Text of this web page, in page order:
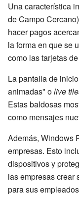
Una característica
de Campo
hacer pagos
la forma en que se
como las tarjetas
La pantalla de
animadas" olive
Estas baldosas
como mensajes
Además, Windows
empresas. Esto
dispositivos y
las empresas crear
para sus